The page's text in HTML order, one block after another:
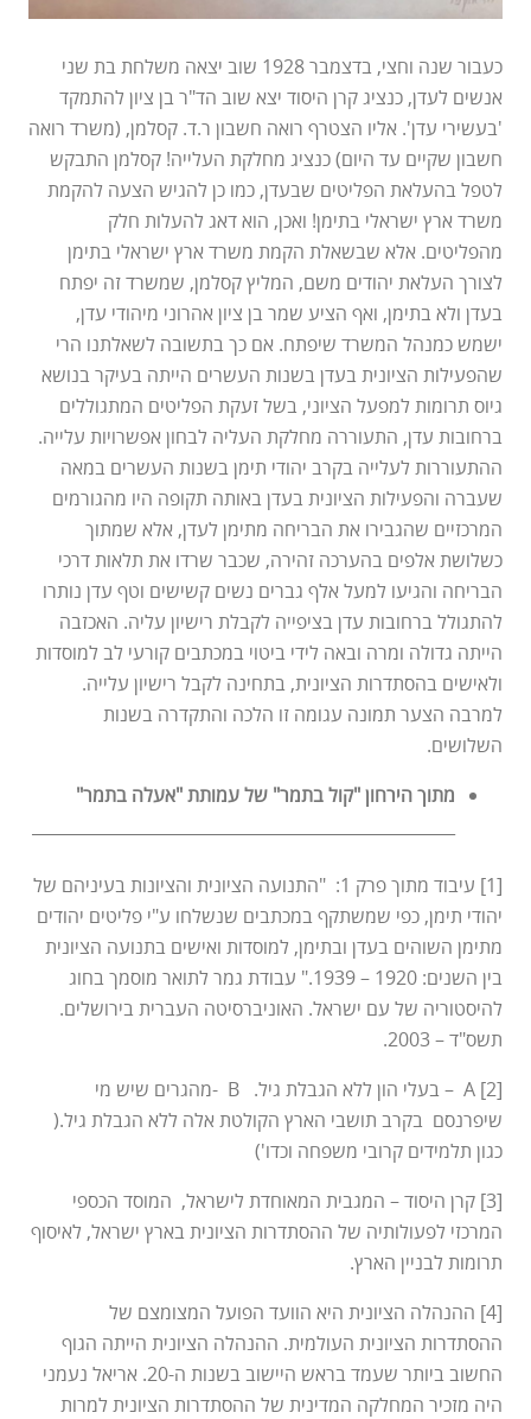
כעבור שנה וחצי, בדצמבר 1928 שוב יצאה משלחת בת שני
אנשים לעדן, כנציג קרן היסוד יצא שוב הד"ר בן ציון להתמקד
'בעשירי עדן'. אליו הצטרף רואה חשבון ר.ד. קסלמן, (משרד רואה
חשבון שקיים עד היום) כנציג מחלקת העלייה! קסלמן התבקש
לטפל בהעלאת הפליטים שבעדן, כמו כן להגיש הצעה להקמת
משרד ארץ ישראלי בתימן! ואכן, הוא דאג להעלות חלק
מהפליטים. אלא שבשאלת הקמת משרד ארץ ישראלי בתימן
לצורך העלאת יהודים משם, המליץ קסלמן, שמשרד זה יפתח
בעדן ולא בתימן, ואף הציע שמר בן ציון אהרוני מיהודי עדן,
ישמש כמנהל המשרד שיפתח. אם כך בתשובה לשאלתנו הרי
שהפעילות הציונית בעדן בשנות העשרים הייתה בעיקר בנושא
גיוס תרומות למפעל הציוני, בשל זעקת הפליטים המתגוללים
ברחובות עדן, התעוררה מחלקת העליה לבחון אפשרויות עלייה.
ההתעוררות לעלייה בקרב יהודי תימן בשנות העשרים במאה
שעברה והפעילות הציונית בעדן באותה תקופה היו מהגורמים
המרכזיים שהגבירו את הבריחה מתימן לעדן, אלא שמתוך
כשלושת אלפים בהערכה זהירה, שכבר שרדו את תלאות דרכי
הבריחה והגיעו למעל אלף גברים נשים קשישים וטף עדן נותרו
להתגולל ברחובות עדן בציפייה לקבלת רישיון עליה. האכזבה
הייתה גדולה ומרה ובאה לידי ביטוי במכתבים קורעי לב למוסדות
ולאישים בהסתדרות הציונית, בתחינה לקבל רישיון עלייה.
למרבה הצער תמונה עגומה זו הלכה והתקדרה בשנות
השלושים.
מתוך הירחון "קול בתמר" של עמותת "אעלה בתמר"
[1] עיבוד מתוך פרק 1: "התנועה הציונית והציונות בעיניהם של
יהודי תימן, כפי שמשתקף במכתבים שנשלחו ע"י פליטים יהודים
מתימן השוהים בעדן ובתימן, למוסדות ואישים בתנועה הציונית
בין השנים: 1920 – 1939." עבודת גמר לתואר מוסמך בחוג
להיסטוריה של עם ישראל. האוניברסיטה העברית בירושלים.
תשס"ד – 2003.
[2] A – בעלי הון ללא הגבלת גיל. B -מהגרים שיש מי
שיפרנסם בקרב תושבי הארץ הקולטת אלה ללא הגבלת גיל.(
כגון תלמידים קרובי משפחה וכדו')
[3] קרן היסוד – המגבית המאוחדת לישראל, המוסד הכספי
המרכזי לפעולותיה של ההסתדרות הציונית בארץ ישראל, לאיסוף
תרומות לבניין הארץ.
[4] ההנהלה הציונית היא הוועד הפועל המצומצם של
ההסתדרות הציונית העולמית. ההנהלה הציונית הייתה הגוף
החשוב ביותר שעמד בראש היישוב בשנות ה-20. אריאל נעמני
היה מזכיר המחלקה המדינית של ההסתדרות הציונית למרות